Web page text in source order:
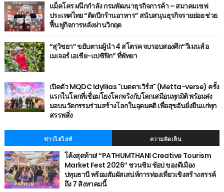
แม็คโคร ผนึกกำลัง กรมพัฒนาธุรกิจการค้า – สมาคมเชฟ
ประเทศไทย “ติดปีกร้านอาหาร” สนับสนุนธุรกิจรายย่อย ช่วย
ฟื้นฟูกิจการหลังผ่านวิกฤต
“สุวิชยา” ขยับตามผู้นำ 4 สโตรค จบรอบสองศึก“วีเมนส์ อ
เมเจอร์ เอเชีย-แปซิฟิก” ที่พัทยา
เปิดตัว MQDC Idyllias "เมตตาเวิร์ส" (Metta-verse) ครั้ง
แรกในโลกที่เชื่อมโยงโลกจริงกับโลกเสมือนทุกมิติ พร้อมส่ง
มอบนวัตกรรมร่วมสร้างโลกในอุดมคติ เพื่อสุขอันยั่งยืนแก่ทุก
สรรพสิ่ง
ข่าวไฮไลท์ ความคิดเห็น
โค้งสุดท้าย! “PATHUMTHANI Creative Tourism
Market Fest 2026” ชวนชิม ช้อป ของดีเมือง
ปทุมธานี พร้อมสัมผัสเสน่ห์การท่องเที่ยวเชิงสร้างสรรค์
ถึง 7 สิงหาคมนี้